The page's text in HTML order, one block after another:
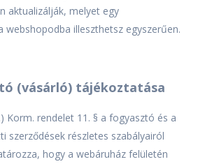
aktualizálják, melyet egy
webshopodba illeszthetsz egyszerűen.
(vásárló) tájékoztatása
Korm. rendelet 11. § a fogyasztó és a
szerződések részletes szabályairól
hogy a webáruház felületén